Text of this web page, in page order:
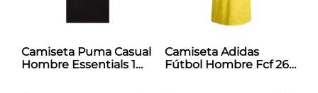
Camiseta Puma Casual
Hombre Essentials 1
Camiseta Adidas
Fútbol Hombre Fcf 26